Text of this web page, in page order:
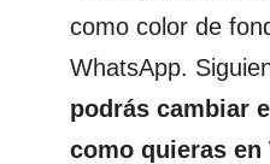
como color de
WhatsApp.
podrás cambiar
como quieras en